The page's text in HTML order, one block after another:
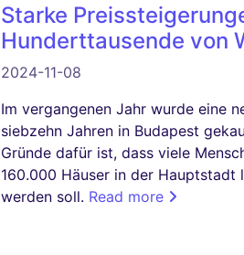
Starke
Hunderttausende von
2024-11-08
Im vergangenen Jahr wurde eine
siebzehn Jahren in Budapest
Gründe dafür ist, dass viele
160.000 Häuser in der Hauptstadt
werden soll. Read more